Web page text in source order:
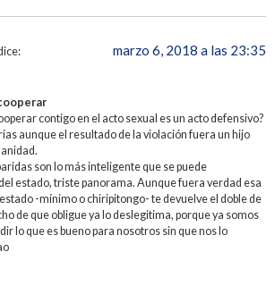
marzo 6, 2018 a las 23:35
contigo en el acto sexual es un acto defensivo?
aunque el resultado de la violación fuera un hijo
son lo más inteligente que se puede
estado, triste panorama. Aunque fuera verdad esa
-mínimo o chiripitongo- te devuelve el doble de
de que obligue ya lo deslegitima, porque ya somos
lo que es bueno para nosotros sin que nos lo